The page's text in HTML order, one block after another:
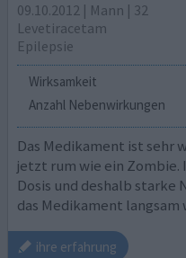
09.10.2012 | Mann | 32
Levetiracetam
Epilepsie
Wirksamkeit
Anzahl Nebenwirkungen
Das Medikament ist sehr
jetzt rum wie ein Zombie.
Dosis und deshalb
das Medikament
ihre erfahrung